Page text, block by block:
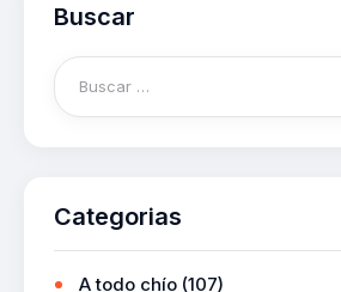
Buscar
Categorias
A todo chío (107)